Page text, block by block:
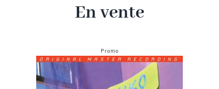
80,00 €.
En vente
PromoProduit
en
promotion